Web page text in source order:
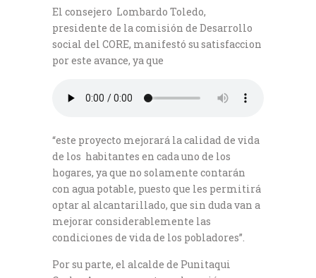
El consejero Lombardo Toledo,
presidente de la comisión de Desarrollo
social del CORE, manifestó su satisfaccion
por este avance, ya que
“este proyecto mejorará la calidad de vida
de los habitantes en cada uno de los
hogares, ya que no solamente contarán
con agua potable, puesto que les permitirá
optar al alcantarillado, que sin duda van a
mejorar considerablemente las
condiciones de vida de los pobladores”.
Por su parte, el alcalde de Punitaqui